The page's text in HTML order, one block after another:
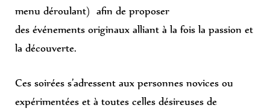
menu déroulant) afin de proposer
des événements originaux alliant à la fois la passion et
la découverte.
Ces soirées s’adressent aux personnes novices ou
expérimentées et à toutes celles désireuses de